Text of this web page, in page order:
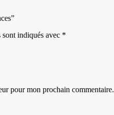
indiqués avec *
pour mon prochain commentaire.